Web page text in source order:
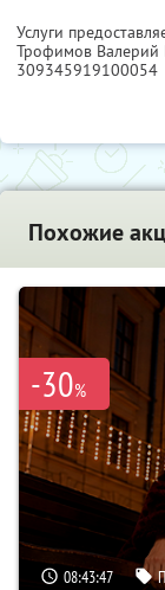
Услуги
Трофимов Валерий
309345919100054
Похожие
-30%
08:43:46